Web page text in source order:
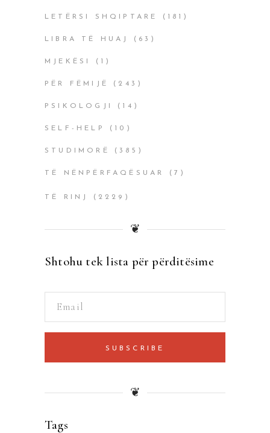
LETËRSI SHQIPTARE (181)
LIBRA TË HUAJ (63)
MJEKËSI (1)
PËR FËMIJË (243)
PSIKOLOGJI (14)
SELF-HELP (10)
STUDIMORË (385)
TË NËNPËRFAQËSUAR (7)
TË RINJ (2229)
❦
Shtohu tek lista për përditësime
SUBSCRIBE
❦
Tags